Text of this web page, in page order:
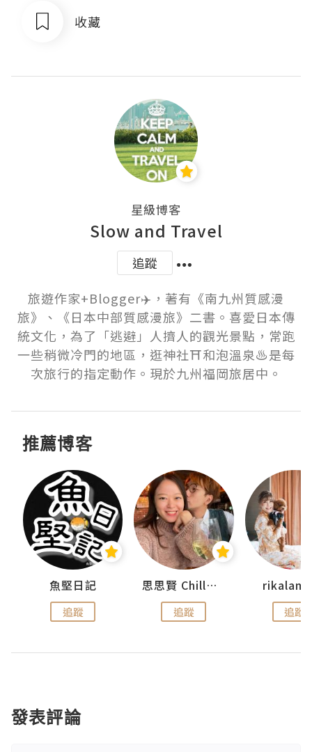
收藏
星級博客
Slow and Travel
追蹤
旅遊作家+Blogger✈️，著有《南九州質感漫
旅》、《日本中部質感漫旅》二書。喜愛日本傳
統文化，為了「逃避」人擠人的觀光景點，常跑
一些稍微冷門的地區，逛神社⛩️和泡溫泉♨️是每
次旅行的指定動作。現於九州福岡旅居中。
推薦博客
魚堅日記
追蹤
思思賢 ChillMyBabe
追蹤 追蹤
發表評論